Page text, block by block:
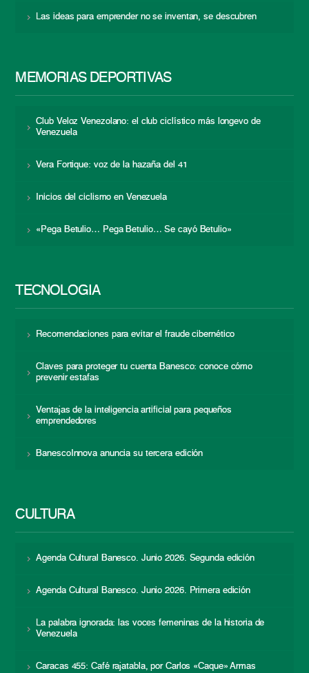
Las ideas para emprender no se inventan, se descubren
MEMORIAS DEPORTIVAS
Club Veloz Venezolano: el club ciclístico más longevo de
Venezuela
Vera Fortique: voz de la hazaña del 41
Inicios del ciclismo en Venezuela
«Pega Betulio… Pega Betulio… Se cayó Betulio»
TECNOLOGÍA
Recomendaciones para evitar el fraude cibernético
Claves para proteger tu cuenta Banesco: conoce cómo
prevenir estafas
Ventajas de la inteligencia artificial para pequeños
emprendedores
BanescoInnova anuncia su tercera edición
CULTURA
Agenda Cultural Banesco. Junio 2026. Segunda edición
Agenda Cultural Banesco. Junio 2026. Primera edición
La palabra ignorada: las voces femeninas de la historia de
Venezuela
Caracas 455: Café rajatabla, por Carlos «Caque» Armas